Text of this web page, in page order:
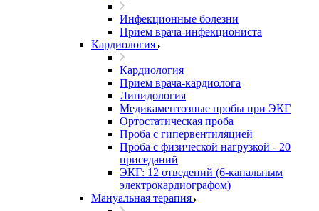
Инфекционные болезни
Прием врача-инфекциониста
Кардиология
Кардиология
Прием врача-кардиолога
Липидология
Медикаментозные пробы при ЭКГ
Ортостатическая проба
Проба с гипервентиляцией
Проба с физической нагрузкой - 20
приседаний
ЭКГ: 12 отведений (6-канальным
электрокардиографом)
Мануальная терапия